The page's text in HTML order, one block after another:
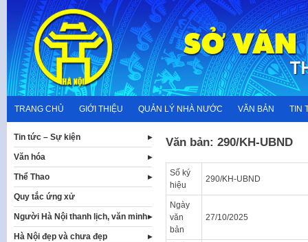
content
TRANG CHỦ GIỚI THIỆU QUẢN LÝ NHÀ NƯỚC VĂN BẢN TIN
Văn bản: 290/KH-UBND
Số ký
hiệu
290/KH-UBND
Ngày
văn
bản
27/10/2025
Tin tức – Sự kiện
Văn hóa
Thể Thao
Quy tắc ứng xử
Người Hà Nội thanh lịch, văn minh
Hà Nội đẹp và chưa đẹp